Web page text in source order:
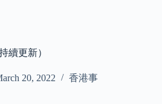
續更新）
20, 2022 香港事